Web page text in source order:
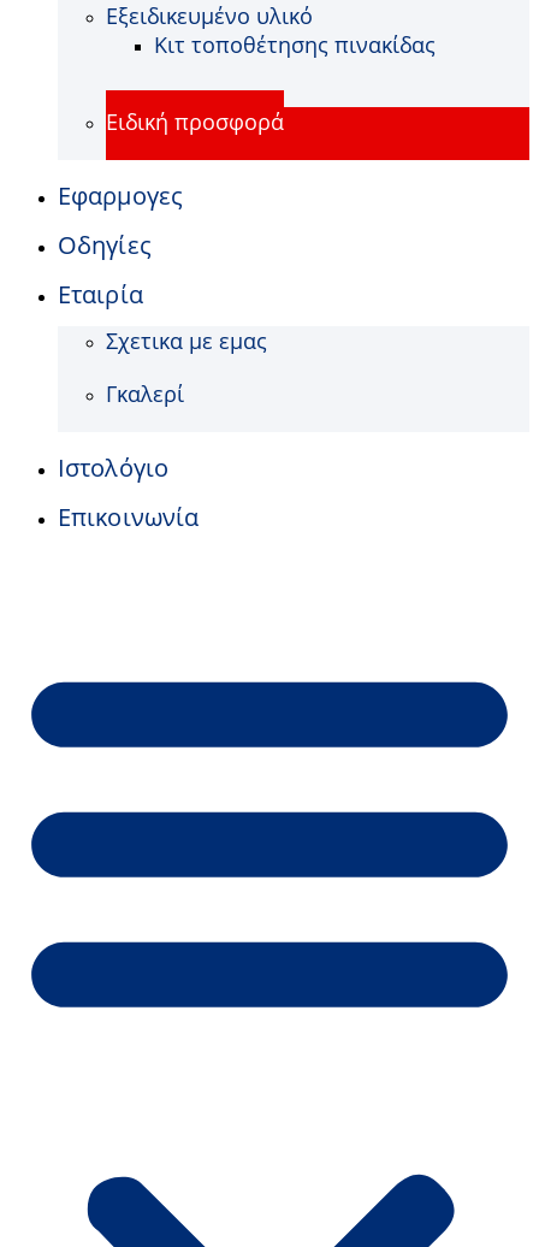
Εξειδικευμένο υλικό
Κιτ τοποθέτησης πινακίδας
Ειδική προσφορά
Εφαρμογες
Οδηγίες
Εταιρία
Σχετικα με εμας
Γκαλερί
Ιστολόγιο
Επικοινωνία